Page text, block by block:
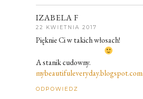
IZABELA F
22 KWIETNIA 2017
Pięknie Ci w takich włosach!
A stanik cudowny.
mybeautifuleveryday.blogspot.com
ODPOWIEDZ